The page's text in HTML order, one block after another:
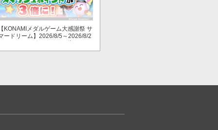
KONAMIメダルゲーム大感謝祭 サ
ードリーム】2026/8/5～2026/8/2